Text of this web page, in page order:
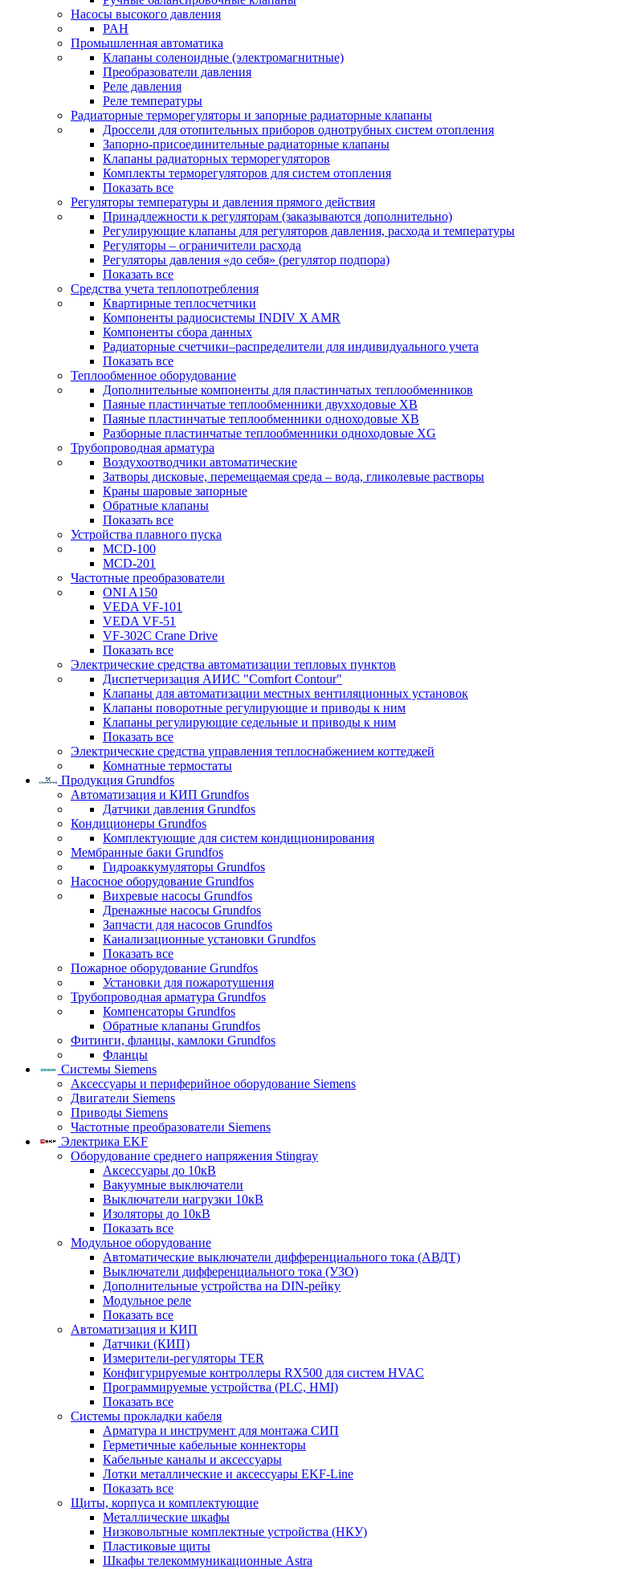
Насосы высокого давления
PAH
Промышленная автоматика
Клапаны соленоидные (электромагнитные)
Преобразователи давления
Реле давления
Реле температуры
Радиаторные терморегуляторы и запорные радиаторные клапаны
Дроссели для отопительных приборов однотрубных систем отопления
Запорно-присоединительные радиаторные клапаны
Клапаны радиаторных терморегуляторов
Комплекты терморегуляторов для систем отопления
Показать все
Регуляторы температуры и давления прямого действия
Принадлежности к регуляторам (заказываются дополнительно)
Регулирующие клапаны для регуляторов давления, расхода и температуры
Регуляторы – ограничители расхода
Регуляторы давления «до себя» (регулятор подпора)
Показать все
Средства учета теплопотребления
Квартирные теплосчетчики
Компоненты радиосистемы INDIV X AMR
Компоненты сбора данных
Радиаторные счетчики–распределители для индивидуального учета
Показать все
Теплообменное оборудование
Дополнительные компоненты для пластинчатых теплообменников
Паяные пластинчатые теплообменники двухходовые XB
Паяные пластинчатые теплообменники одноходовые ХВ
Разборные пластинчатые теплообменники одноходовые ХG
Трубопроводная арматура
Воздухоотводчики автоматические
Затворы дисковые, перемещаемая среда – вода, гликолевые растворы
Краны шаровые запорные
Обратные клапаны
Показать все
Устройства плавного пуска
MCD-100
MCD-201
Частотные преобразователи
ONI A150
VEDA VF-101
VEDA VF-51
VF-302C Crane Drive
Показать все
Электрические средства автоматизации тепловых пунктов
Диспетчеризация АИИС "Comfort Contour"
Клапаны для автоматизации местных вентиляционных установок
Клапаны поворотные регулирующие и приводы к ним
Клапаны регулирующие седельные и приводы к ним
Показать все
Электрические средства управления теплоснабжением коттеджей
Комнатные термостаты
Продукция Grundfos
Автоматизация и КИП Grundfos
Датчики давления Grundfos
Кондиционеры Grundfos
Комплектующие для систем кондиционирования
Мембранные баки Grundfos
Гидроаккумуляторы Grundfos
Насосное оборудование Grundfos
Вихревые насосы Grundfos
Дренажные насосы Grundfos
Запчасти для насосов Grundfos
Канализационные установки Grundfos
Показать все
Пожарное оборудование Grundfos
Установки для пожаротушения
Трубопроводная арматура Grundfos
Компенсаторы Grundfos
Обратные клапаны Grundfos
Фитинги, фланцы, камлоки Grundfos
Фланцы
Системы Siemens
Аксессуары и периферийное оборудование Siemens
Двигатели Siemens
Приводы Siemens
Частотные преобразователи Siemens
Электрика EKF
Оборудование среднего напряжения Stingray
Аксессуары до 10кВ
Вакуумные выключатели
Выключатели нагрузки 10кВ
Изоляторы до 10кВ
Показать все
Модульное оборудование
Автоматические выключатели дифференциального тока (АВДТ)
Выключатели дифференциального тока (УЗО)
Дополнительные устройства на DIN-рейку
Модульное реле
Показать все
Автоматизация и КИП
Датчики (КИП)
Измерители-регуляторы TER
Конфигурируемые контроллеры RX500 для систем HVAC
Программируемые устройства (PLC, HMI)
Показать все
Системы прокладки кабеля
Арматура и инструмент для монтажа СИП
Герметичные кабельные коннекторы
Кабельные каналы и аксессуары
Лотки металлические и аксессуары EKF-Line
Показать все
Щиты, корпуса и комплектующие
Металлические шкафы
Низковольтные комплектные устройства (НКУ)
Пластиковые щиты
Шкафы телекоммуникационные Astra